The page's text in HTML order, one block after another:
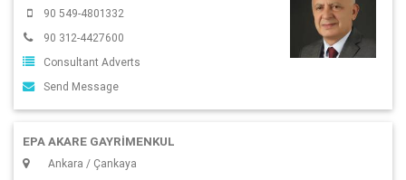
90 549-4801332
90 312-4427600
Consultant Adverts
Send Message
EPA AKARE GAYRİMENKUL
Ankara / Çankaya